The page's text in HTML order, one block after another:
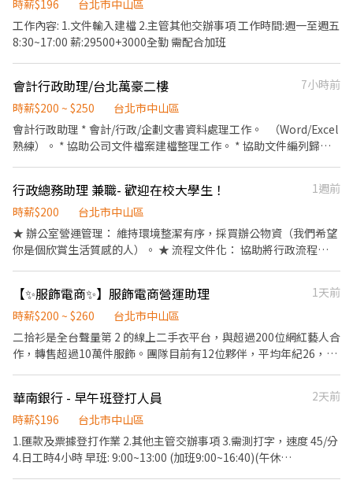
五，9-18點） 2. 核心特質： 極度細心、有耐心，對數字與文字敏感
度高，能接受重複性高的設定與檢查工作 3. 技能要求：具備基礎邏
輯能力，能快速上手電商後台系統操作與自動產圖工具、熟悉 Excel
/ Google Sheets 基礎操作（如：資料登錄、表格整理、排序）、
具備基本美感，有電商作圖]、Banner 處理經驗者佳 . 加分條件：
有蝦皮或其他電商平台後台（如 活動頁設定、限時特賣設定）操作
經驗者優先錄取，能長期配合者優先考慮 . 計薪方式：時薪196 . 工
作地點：台北市信義區忠孝東路四段555號17樓 . 工作時間： 週一～
週五，9:00/9:30-18:00/18:30 (午休一小時不計薪) ⚠️一週需配合五
(晚班14:00-23:00)】#長期 ⚠️請看清楚內容，非為線上遠端居家工
作⚠️ . 工作內容： 1. 線上節目商品收發 2. 線上節目前置擺品作業及
場復 3. 線上節目串流執行 (依需求回覆留言、互動抽獎等) 4. 線上節
目道具採買及整理 5. 線上節目初版腳本撰寫 6. 短影音&線上節目內
容審查 7. 協助主管交辦之庶務事項 . 職務需求： 1. Office 軟體操作
能力(Power Point/Excel) 2. 做事具備邏輯性、有條理、細心者尤佳
3. 晚班為主 (14:00 - 23:00，8小時，休息時間1hr)，排班制，至少
需合作半年。 4. 可適應電商快速步調及反應快速具備解決問題能力 .
. 計薪方式：35K . 工作地點：台北市信義區菸廠路88號9樓 . 工作時
間： 週一～週日，晚班為主14:00-23:00 (8小時，中間休息時間
1hr) ⚠️一到日排班制，至少需合作半年⚠️ .
✼••┈┈┈┈••✼••┈┈┈┈••✼ 蝦皮【採購與資產管理
行政工讀生】#長期 . 工作內容： 1. 與門市營運單位確認設備故障/
維修狀況，並具備初步排解技能，後續處理備用設備出貨與安排故
障設備送修 2. 協助檢核廠商報修進度表單狀態更新，提醒未寄出設
備盡速出貨 3. 檢核維修報價單並刊登至相關表單，細心彙整文件交
予採購同仁 4. 配合門市設備換機需求，處理新機出貨與安排舊機回
https://www.lovin.tw/ Instagram：
https://www.instagram.com/lovin.520/ Facebook：
https://www.facebook.com/share/168oUCHwrP/?
mibextid=LQQJ4d
食材的容量與重量。 ．負責擺盤、打包外帶服務。 ．需要輪流洗碗
和備料。 🌟員工福利： 🥩免費供應員工餐、🥤泰奶無限♾️、勞保、
健保、勞退金、彈性休假⛱️ 🌟前3天時薪$196，若表現優秀迅速上
$210起。 🌟給班時間可以彈性。 🌟若不滿一個月離職，則薪水需於
每個月10號（遇假日延後至上班日）自行到店領現，謝謝🙏 👏🏽歡
時薪$196
台北市中山區
工作內容: 1.文件輸入建檔 2.主管其他交辦事項 工作時間:週一至週五
8:30~17:00 薪:29500+3000全勤 需配合加班
會計行政助理/台北萬豪二樓
7小時前
時薪$200 ~ $250
台北市中山區
會計行政助理 * 會計/行政/企劃文書資料處理工作。 （Word/Excel
熟練）。 * 協助公司文件檔案建檔整理工作。 * 協助文件編列歸檔
行政總務助理 兼職- 歡迎在校大學生！
1週前
時薪$200
台北市中山區
★ 辦公室營運管理： 維持環境整潔有序，採買辦公物資（我們希望
你是個欣賞生活質感的人）。 ★ 流程文件化： 協助將行政流程
援： 協助產品流動，確保全球出貨順暢。 ★ 數位大腦維護： 利用
雲端工具管理文件，協助團隊維持資訊同步。
【✨服飾電商✨】服飾電商營運助理
1天前
時薪$200 ~ $260
台北市中山區
二拾衫是全台聲量第 2 的線上二手衣平台，與超過200位網紅藝人合
作，轉售超過10萬件服飾。團隊目前有12位夥伴，平均年紀26，目
尚樣貌🌳。我們坦誠溝通互相信任，不自我設限持續突破，相信你
也與我們一樣，對於自己的想法能夠實際落地感到興奮。在你懷疑
自己能力是否足夠時，會有人拍一下你的肩膀告訴你：「一定可以
的，我們相信你。」 工作時，夥伴們都很認真緊繃，因為每個不同
的職務都肩負著獨立的專案或績效需要達成，但下班後大家會一起
華南銀行 - 早午班登打人員
2天前
時薪$196
台北市中山區
1.匯款及票據登打作業 2.其他主管交辦事項 3.需測打字，速度 45/分
4.日工時4小時 早班: 9:00~13:00 (加班9:00~16:40)(午休